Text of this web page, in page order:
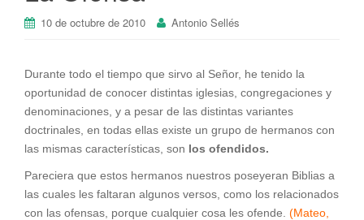
10 de octubre de 2010 Antonio Sellés
Durante todo el tiempo que sirvo al Señor, he tenido la
oportunidad de conocer distintas iglesias, congregaciones y
denominaciones, y a pesar de las distintas variantes
doctrinales, en todas ellas existe un grupo de hermanos con
las mismas características, son los ofendidos.
Pareciera que estos hermanos nuestros poseyeran Biblias a
las cuales les faltaran algunos versos, como los relacionados
con las ofensas, porque cualquier cosa les ofende. (Mateo,